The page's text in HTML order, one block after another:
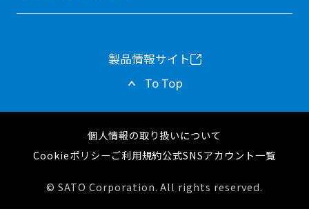
製品情報サイト
新
タ
で
To Top
© SATO Corporation. All rights reserved.
公式SNSアカウント一覧
ご利用規約
Cookieポリシー
個人情報の取り扱いについて